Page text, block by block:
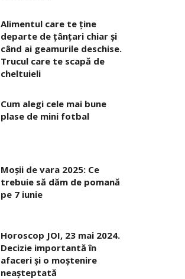
Alimentul care te ține
departe de țânțari chiar și
când ai geamurile deschise.
Trucul care te scapă de
cheltuieli
Cum alegi cele mai bune
plase de mini fotbal
Moșii de vara 2025: Ce
trebuie să dăm de pomană
pe 7 iunie
Horoscop JOI, 23 mai 2024.
Decizie importantă în
afaceri şi o moştenire
neaşteptată